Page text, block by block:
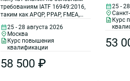
FMEA, SPC, MSA,
PPAP в
автомобильной
промышленности.
Основные
требованиям IATF 16949:2016,
таким как APQP, PPAP, FMEA,
инструментов (APQP, PPAP,
FMEA, SPC, MSA) являются
методами обеспечения
необходимо применять
организации при внедрении
25 - 28 августа 2026
Москва
Курс повышения
квалификации
58 500 ₽
25 -
Курс
53